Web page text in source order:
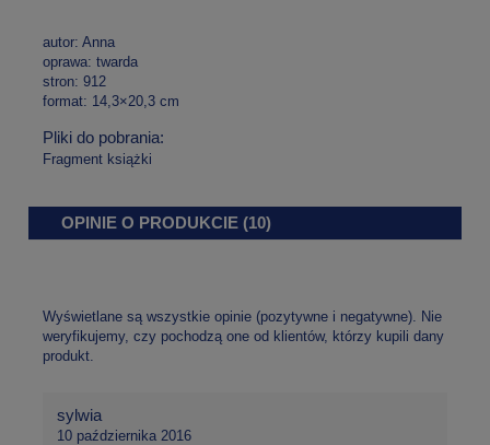
autor: Anna
oprawa: twarda
stron: 912
format: 14,3×20,3 cm
Pliki do pobrania:
Fragment książki
OPINIE O PRODUKCIE (10)
Wyświetlane są wszystkie opinie (pozytywne i negatywne). Nie
weryfikujemy, czy pochodzą one od klientów, którzy kupili dany
produkt.
sylwia
10 października 2016